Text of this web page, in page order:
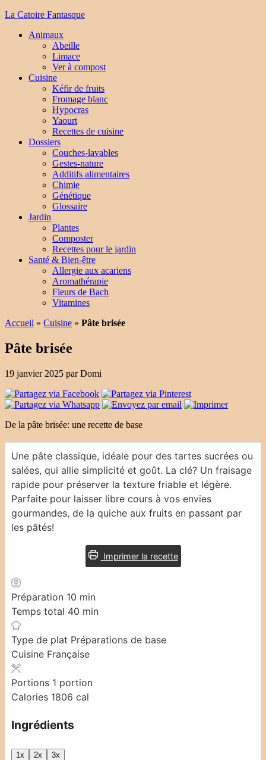
La Catoire Fantasque
Animaux
Abeille
Limace
Ver à compost
Cuisine
Kéfir de fruits
Fromage blanc
Hypocras
Yaourt
Recettes de cuisine
Dossiers
Couches-lavables
Gestes-nature
Additifs alimentaires
Chimie
Génétique
Glossaire
Jardin
Plantes
Composter
Recettes pour le jardin
Santé & Bien-être
Allergie aux acariens
Aromathérapie
Fleurs de Bach
Vitamines
Accueil » Cuisine » Pâte brisée
Pâte brisée
19 janvier 2025 parDomi
De la pâte brisée: une recette de base
Une pâte classique, idéale pour des tartes sucrées ou
salées, qui allie simplicité et goût. La clé? Un fraisage
rapide pour préserver la texture friable et légère.
Parfaite pour laisser libre cours à vos envies
gourmandes, de la quiche aux fruits en passant par
les pâtés!
Imprimer la recette
Préparation 10 minutes
min
Temps total 40 minutes
min
Type de plat Préparations de base
Cuisine Française
Portions 1 portion
Calories 1806 cal
Ingrédients
1x 2x 3x